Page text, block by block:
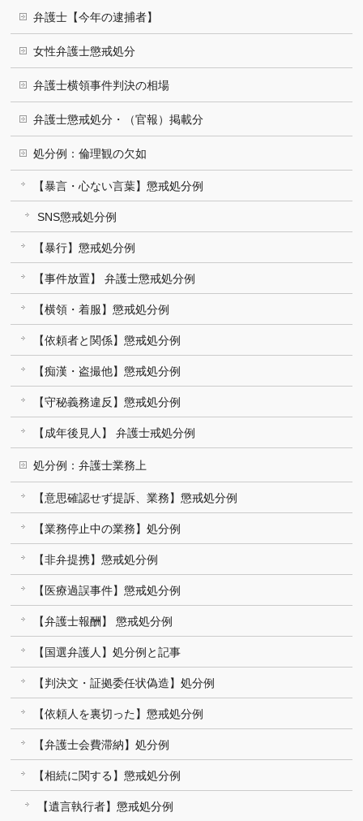
弁護士【今年の逮捕者】
女性弁護士懲戒処分
弁護士横領事件判決の相場
弁護士懲戒処分・（官報）掲載分
処分例：倫理観の欠如
【暴言・心ない言葉】懲戒処分例
SNS懲戒処分例
【暴行】懲戒処分例
【事件放置】 弁護士懲戒処分例
【横領・着服】懲戒処分例
【依頼者と関係】懲戒処分例
【痴漢・盗撮他】懲戒処分例
【守秘義務違反】懲戒処分例
【成年後見人】 弁護士戒処分例
処分例：弁護士業務上
【意思確認せず提訴、業務】懲戒処分例
【業務停止中の業務】処分例
【非弁提携】懲戒処分例
【医療過誤事件】懲戒処分例
【弁護士報酬】 懲戒処分例
【国選弁護人】処分例と記事
【判決文・証拠委任状偽造】処分例
【依頼人を裏切った】懲戒処分例
【弁護士会費滞納】処分例
【相続に関する】懲戒処分例
【遺言執行者】懲戒処分例